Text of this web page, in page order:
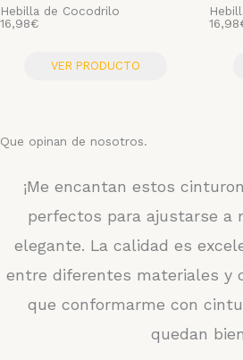
Hebilla de Cocodrilo
16,98€
VER PRODUCTO
16,98
Que opinan de nosotros.
¡Me encantan estos
perfectos para ajustarse a
elegante. La calidad es
entre diferentes materiales y
que conformarme con
quedan